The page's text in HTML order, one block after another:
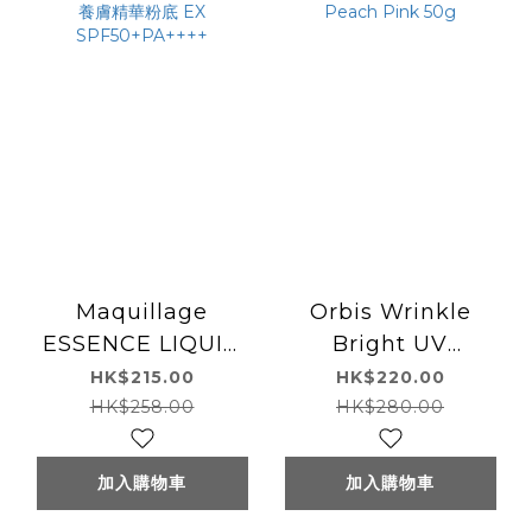
Maquillage
ESSENCE LIQUID
EX BRIGHT GLOW
養膚精華粉底 EX
SPF50+PA++++
HK$215.00
HK$258.00
加入購物車
Orbis Wrinkle
Bright UV
Protector 全能盈白
精華防曬乳- Peach
Pink 50g
HK$220.00
HK$280.00
加入購物車